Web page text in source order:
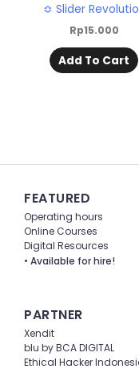
≎ Slider
Rp15.000
Add To Cart
FEATURED
Operating hours
Online Courses
Digital Resources
• Available for hire!
PARTNER
Xendit
blu by BCA DIGITAL
Ethical Hacker